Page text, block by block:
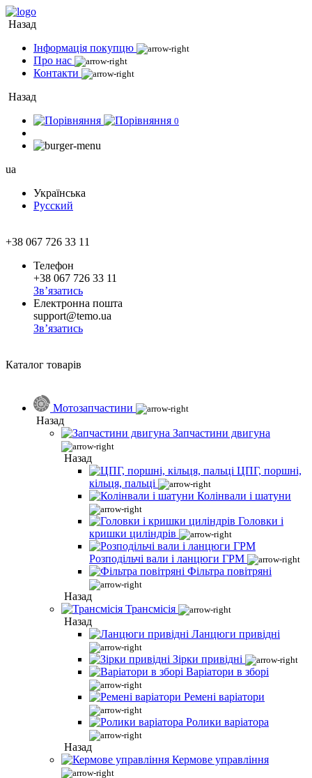
Назад
Інформація покупцю
Про нас
Контакти
Назад
0
ua
Українська
Русский
+38 067 726 33 11
Телефон
+38 067 726 33 11
Зв’язатись
Електронна пошта
support@temo.ua
Зв’язатись
Каталог товарів
Мотозапчастини
Назад
Запчастини двигуна
Назад
ЦПГ, поршні,
кільця, пальці
Колінвали і шатуни
Головки і
кришки циліндрів
Розподільчі вали і ланцюги ГРМ
Фільтра повітряні
Назад
Трансмісія
Назад
Ланцюги привідні
Зірки привідні
Варіатори в зборі
Ремені варіатори
Ролики варіатора
Назад
Кермове управління